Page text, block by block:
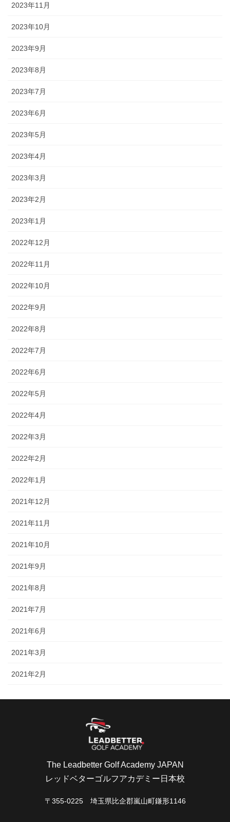
2023年11月
2023年10月
2023年9月
2023年8月
2023年7月
2023年6月
2023年5月
2023年4月
2023年3月
2023年2月
2023年1月
2022年12月
2022年11月
2022年10月
2022年9月
2022年8月
2022年7月
2022年6月
2022年5月
2022年4月
2022年3月
2022年2月
2022年1月
2021年12月
2021年11月
2021年10月
2021年9月
2021年8月
2021年7月
2021年6月
2021年3月
2021年2月
The Leadbetter Golf Academy JAPAN
レッドベターゴルフアカデミー日本校
〒355-0225 埼玉県比企郡嵐山町鎌形1146